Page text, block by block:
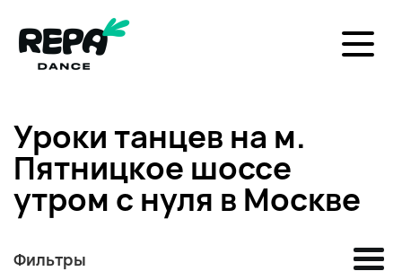
Уроки танцев на м.
Пятницкое шоссе
утром с нуля в Москве
Фильтры